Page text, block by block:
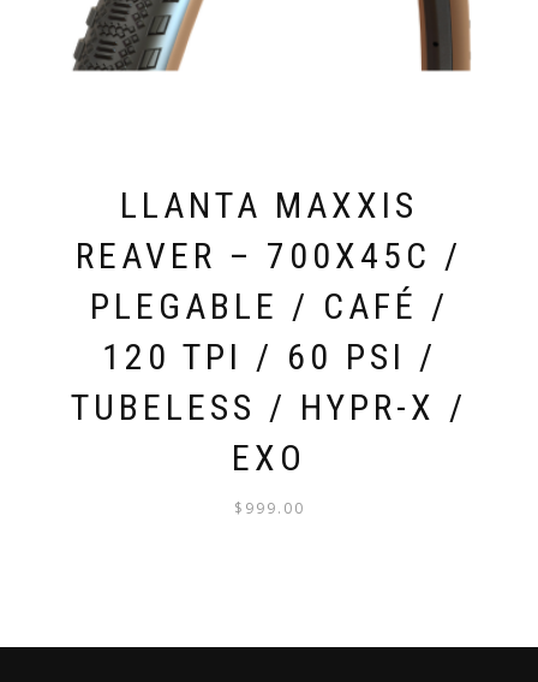
LLANTA MAXXIS
REAVER – 700X45C /
PLEGABLE / CAFÉ /
120 TPI / 60 PSI /
TUBELESS / HYPR-X /
EXO
$ 999.00